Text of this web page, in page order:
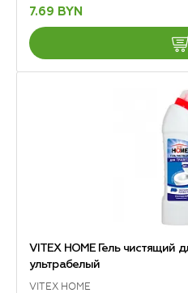
7.69 BYN
VITEX HOME Гель чистящий
ультрабелый
VITEX HOME